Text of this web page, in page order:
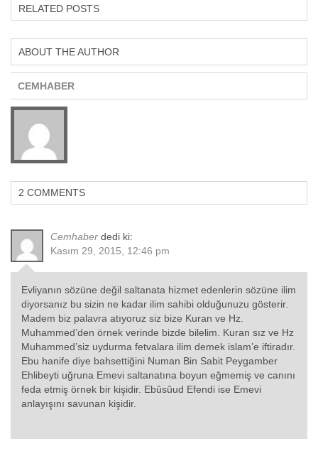
RELATED POSTS
ABOUT THE AUTHOR
CEMHABER
2 COMMENTS
Cemhaber dedi ki:
Kasım 29, 2015, 12:46 pm
Evliyanın sözüne değil saltanata hizmet edenlerin sözüne ilim
diyorsanız bu sizin ne kadar ilim sahibi olduğunuzu gösterir.
Madem biz palavra atıyoruz siz bize Kuran ve Hz.
Muhammed’den örnek verinde bizde bilelim. Kuran sız ve Hz
Muhammed’siz uydurma fetvalara ilim demek islam’e iftiradır.
Ebu hanife diye bahsettiğini Numan Bin Sabit Peygamber
Ehlibeyti uğruna Emevi saltanatına boyun eğmemiş ve canını
feda etmiş örnek bir kişidir. Ebûsûud Efendi ise Emevi
anlayışını savunan kişidir.